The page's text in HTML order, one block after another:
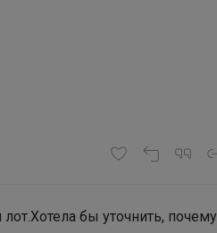
бы уточнить, почему